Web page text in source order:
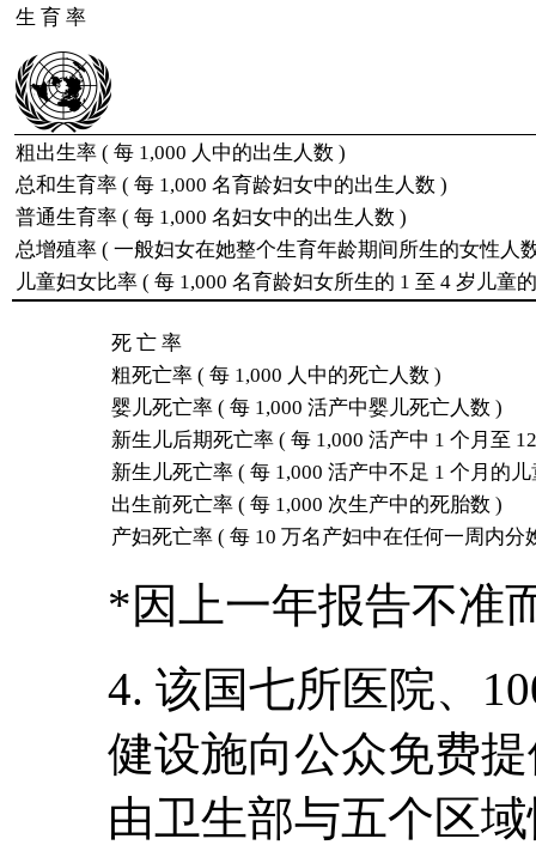
生 育 率
粗出生率 ( 每 1,000 人中的出生人数 )
总和生育率 ( 每 1,000 名育龄妇女中的出生人数 )
普通生育率 ( 每 1,000 名妇女中的出生人数 )
总增殖率 ( 一般妇女在她整个生育年龄期间所生的女性人
儿童妇女比率 ( 每 1,000 名育龄妇女所生的 1 至 4 岁儿童
死 亡 率
粗死亡率 ( 每 1,000 人中的死亡人数 )
婴儿死亡率 ( 每 1,000 活产中婴儿死亡人数 )
新生儿后期死亡率 ( 每 1,000 活产中 1 个月至
新生儿死亡率 ( 每 1,000 活产中不足 1 个月的
出生前死亡率 ( 每 1,000 次生产中的死胎数 )
产妇死亡率 ( 每 10 万名产妇中在任何一周内分
*因上一年报告不准
4. 该国七所医院、
健设施向公众免费
由卫生部与五个区